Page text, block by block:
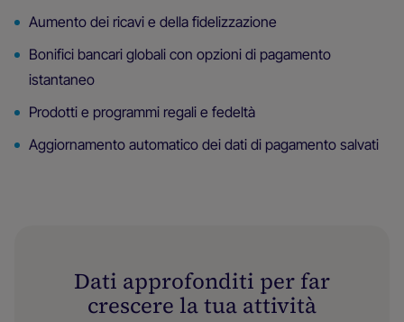
Aumento dei ricavi e della fidelizzazione
Bonifici bancari globali con opzioni di pagamento
istantaneo
Prodotti e programmi regali e fedeltà
Aggiornamento automatico dei dati di pagamento salvati
Dati approfonditi per far
crescere la tua attività